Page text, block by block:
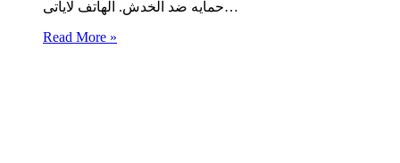
حمايه ضد الخدش. الهاتف لاياتى…
Read More »